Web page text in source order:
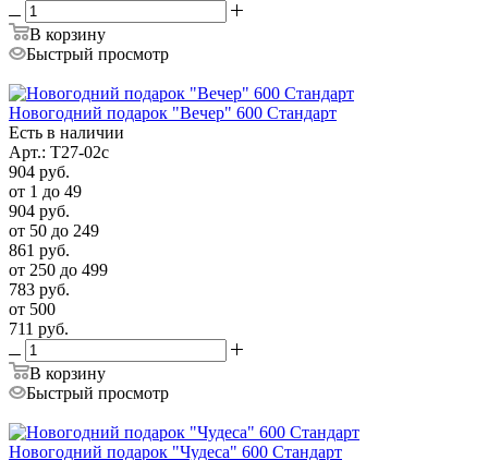
В корзину
Быстрый просмотр
Новогодний подарок "Вечер" 600 Стандарт
Есть в наличии
Арт.: Т27-02с
904 руб.
от 1 до 49
904 руб.
от 50 до 249
861 руб.
от 250 до 499
783 руб.
от 500
711 руб.
В корзину
Быстрый просмотр
Новогодний подарок "Чудеса" 600 Стандарт